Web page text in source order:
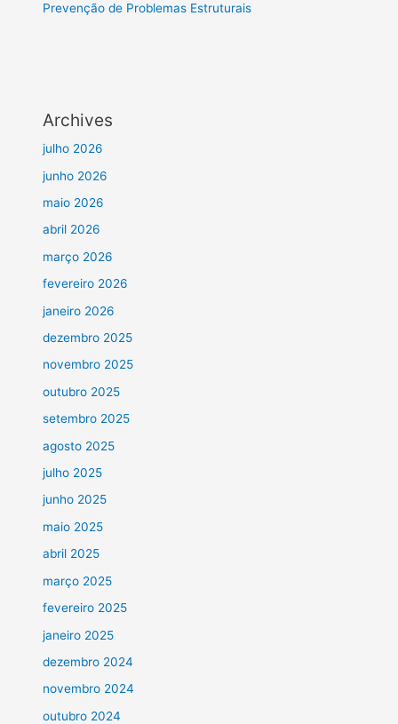
Prevenção de Problemas Estruturais
Archives
julho 2026
junho 2026
maio 2026
abril 2026
março 2026
fevereiro 2026
janeiro 2026
dezembro 2025
novembro 2025
outubro 2025
setembro 2025
agosto 2025
julho 2025
junho 2025
maio 2025
abril 2025
março 2025
fevereiro 2025
janeiro 2025
dezembro 2024
novembro 2024
outubro 2024